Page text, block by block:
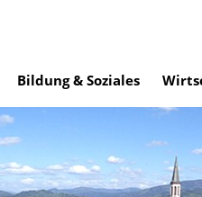
Bildung & Soziales